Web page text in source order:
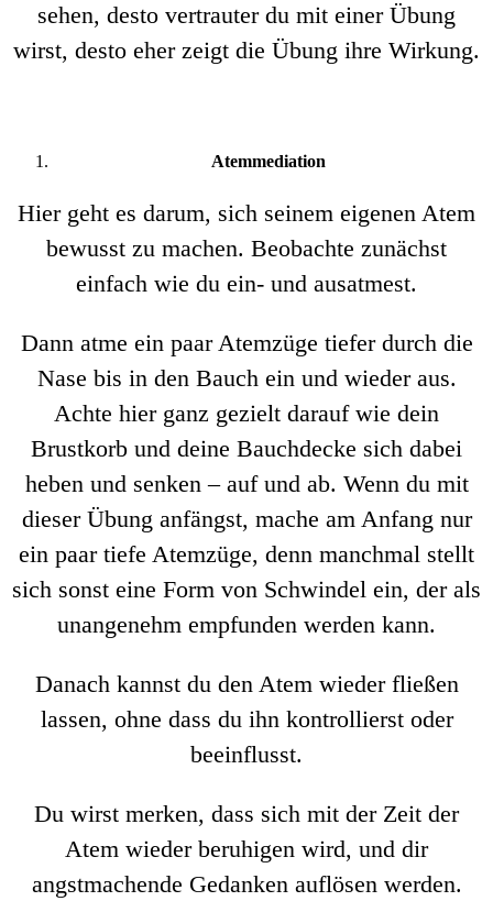
sehen, desto vertrauter du mit einer Übung
wirst, desto eher zeigt die Übung ihre Wirkung.
Atemmediation
Hier geht es darum, sich seinem eigenen Atem
bewusst zu machen. Beobachte zunächst
einfach wie du ein- und ausatmest.
Dann atme ein paar Atemzüge tiefer durch die
Nase bis in den Bauch ein und wieder aus.
Achte hier ganz gezielt darauf wie dein
Brustkorb und deine Bauchdecke sich dabei
heben und senken – auf und ab. Wenn du mit
dieser Übung anfängst, mache am Anfang nur
ein paar tiefe Atemzüge, denn manchmal stellt
sich sonst eine Form von Schwindel ein, der als
unangenehm empfunden werden kann.
Danach kannst du den Atem wieder fließen
lassen, ohne dass du ihn kontrollierst oder
beeinflusst.
Du wirst merken, dass sich mit der Zeit der
Atem wieder beruhigen wird, und dir
angstmachende Gedanken auflösen werden.